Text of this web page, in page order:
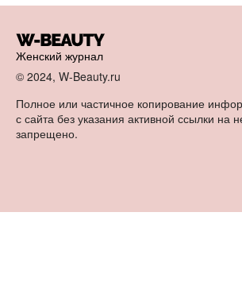
Женский журнал
© 2024, W-Beauty.ru
Полное или частичное копирование
с сайта без указания активной ссылки на
запрещено.